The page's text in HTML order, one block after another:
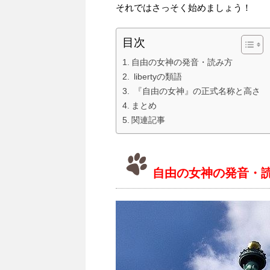
それではさっそく始めましょう！
目次
自由の女神の発音・読み方
libertyの類語
『自由の女神』の正式名称と高さ
まとめ
関連記事
自由の女神の発音・